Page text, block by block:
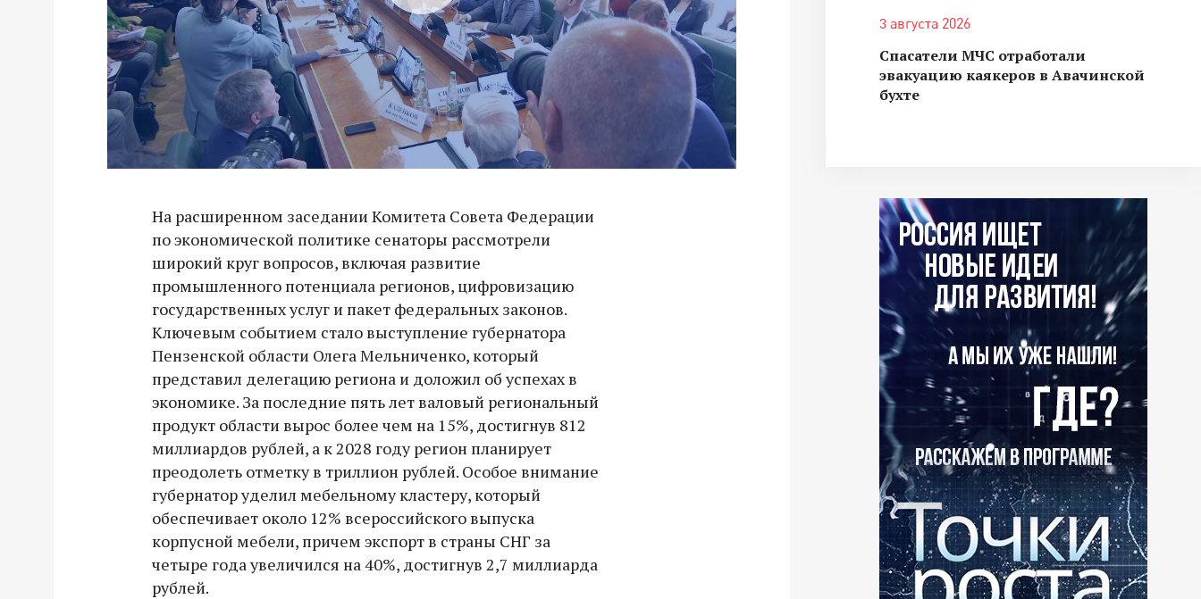
На расширенном заседании Комитета Совета Федерации
по экономической политике сенаторы рассмотрели
широкий круг вопросов, включая развитие
промышленного потенциала регионов, цифровизацию
государственных услуг и пакет федеральных законов.
Ключевым событием стало выступление губернатора
Пензенской области Олега Мельниченко, который
представил делегацию региона и доложил об успехах в
экономике. За последние пять лет валовый региональный
продукт области вырос более чем на 15%, достигнув 812
миллиардов рублей, а к 2028 году регион планирует
преодолеть отметку в триллион рублей. Особое внимание
губернатор уделил мебельному кластеру, который
обеспечивает около 12% всероссийского выпуска
корпусной мебели, причем экспорт в страны СНГ за
четыре года увеличился на 40%, достигнув 2,7 миллиарда
рублей.
3 августа 2026
Спасатели МЧС отработали
эвакуацию каякеров в Авачинской
бухте